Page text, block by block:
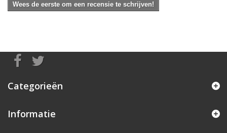
Wees de eerste om een recensie te schrijven!
Categorieën
Informatie